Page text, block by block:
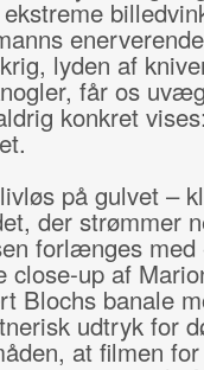
lyden af
får os
konkret
på gulvet –
der strømmer
forlænges med
up af
Blochs banale
udtryk for
at filmen